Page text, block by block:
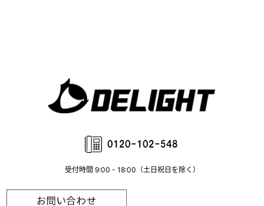
受付時間 9:00 - 18:00（土日祝日を除く）